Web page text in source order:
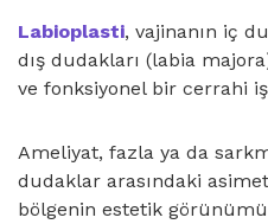
Labioplasti, vajinanın iç
dış dudakları (labia
ve fonksiyonel bir cerrahi
Ameliyat, fazla ya da
dudaklar arasındaki
bölgenin estetik